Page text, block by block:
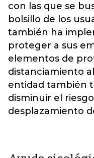
con las que se
bolsillo de los
también ha
proteger a sus
elementos de
distanciamiento
entidad también
disminuir el
desplazamiento